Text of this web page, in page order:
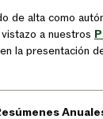
de alta como
a nuestros
la presentación